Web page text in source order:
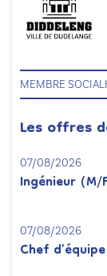
MEMBRE
Les offres
07/08/2026
Ingénieur (M/
07/08/2026
Chef